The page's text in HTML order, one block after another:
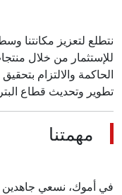
نتطلع لتعزيز مكانتنا
للإستثمار من خلال
الحاكمة والالتزام
تطوير وتحديث قطاع
مهمتنا
في أموك، نسعي جاهدين